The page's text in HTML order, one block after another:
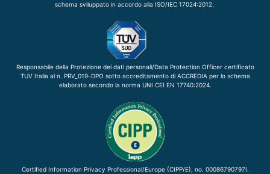
schema sviluppato in accordo alla ISO/IEC 17024:2012.
Responsabile della Protezione dei dati personali/Data Protection Officer certificato
TUV Italia al n. PRV_019-DPO sotto accreditamento di ACCREDIA per lo schema
elaborato secondo la norma UNI CEI EN 17740:2024.
Certified Information Privacy Professional/Europe (CIPP/E), no. 00086790797I.